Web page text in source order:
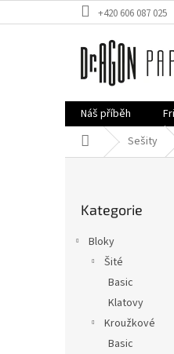
na
+420 606 087 025
Náš příběh
Domů Sešity
kategorie
Kategorie
Bloky
Šité
Basic
Klatovy
Kroužkové
Basic